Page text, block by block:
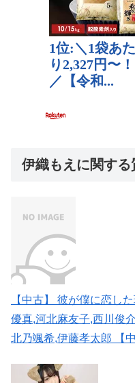
伊織もえに関する
【中古】 彼が僕に恋し
優真,河北麻友子,西川俊
北乃颯希,伊藤孝太郎 【